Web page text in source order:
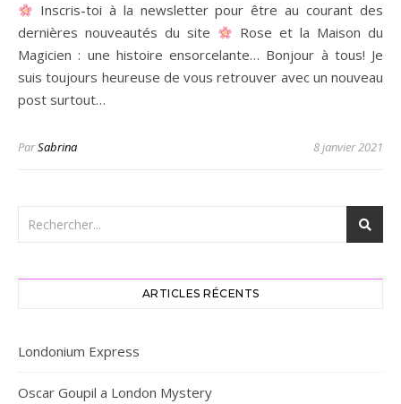
Inscris-toi à la newsletter pour être au courant des
dernières nouveautés du site
Rose et la Maison du
Magicien : une histoire ensorcelante… Bonjour à tous! Je
suis toujours heureuse de vous retrouver avec un nouveau
post surtout…
ParSabrina 8 janvier 2021
ARTICLES RÉCENTS
Londonium Express
Oscar Goupil a London Mystery